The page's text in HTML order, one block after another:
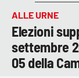
ALLE URNE
Elezioni
settembre
05 della